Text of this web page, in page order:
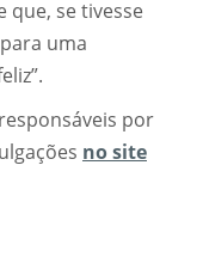
que, se tivesse
uma
por
no site